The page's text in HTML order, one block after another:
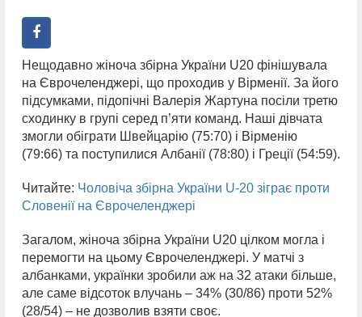
Нещодавно жіноча збірна України U20 фінішувала
на Єврочеленджері, що проходив у Вірменії. За його
підсумками, підопічні Валерія Жартуна посіли третю
сходинку в групі серед п’яти команд. Наші дівчата
змогли обіграти Швейцарію (75:70) і Вірменію
(79:66) та поступилися Албанії (78:80) і Греції (54:59).
Читайте: Чоловіча збірна України U-20 зіграє проти
Словенії на Єврочеленджері
Загалом, жіноча збірна України U20 цілком могла і
перемогти на цьому Єврочеленджері. У матчі з
албанками, українки зробили аж на 32 атаки більше,
але саме відсоток влучань – 34% (30/86) проти 52%
(28/54) – не дозволив взяти своє.